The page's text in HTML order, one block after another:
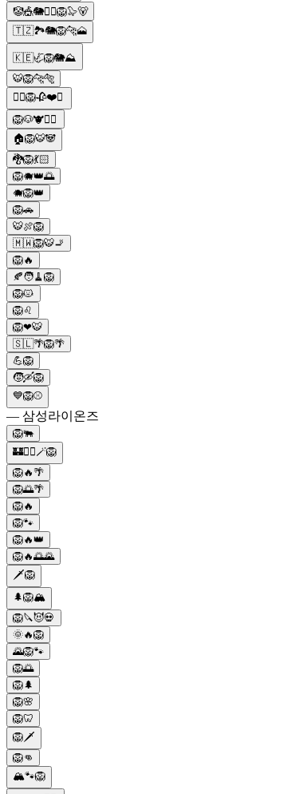
🤡🎪🐘🤹‍♂🦁🦭🐻
🇹🇿🏞️🐘🦁🐆🗻
🇰🇪🦏🦁🐘⛰️
🐯🦁🐆🐅
👱‍♀️🦁🥀❤️✨
🦁🐶🐮🙋‍♂️
🏠🦁🐯🐼
🐉🦁💃🏻
🦁🐗👑🌅
🐗🦁👑
🦁🚗
🐯🍖🦁
🇲🇼🦁🐯🚬
🦁🔥
🍂🧑🧹🦁
🦁😾
🦁♌
🦁❤🐯
🇸🇱🌴🦁🌴
💪🦁
🧒🛶🦁
💙🦁⚾
— 삼성라이온즈
🦁🐃
🏰🧙‍♂️🪄🦁
🦁🔥🌴
🦁🌅🌴
🦁🔥
🦁🐾
🦁🔥👑
🦁🔥🌅🌄
🗡️🦁
🌲🦁🏔️
🦁🔪😈💀
🌞🔥🦁
🌄🦁🐾
🦁🌅
🦁🌲
🦁🌸
🦁🦷
🦁🗡️
🦁👊
🏔️🐾🦁